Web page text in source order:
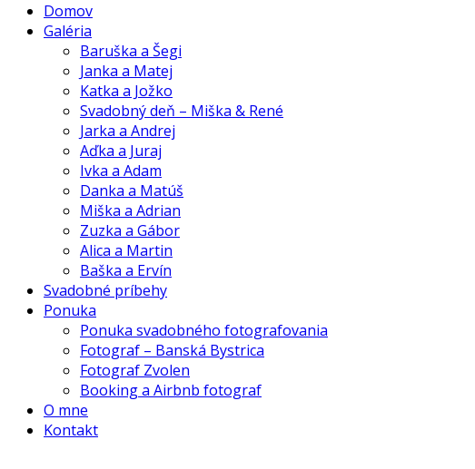
Domov
Galéria
Baruška a Šegi
Janka a Matej
Katka a Jožko
Svadobný deň – Miška & René
Jarka a Andrej
Aďka a Juraj
Ivka a Adam
Danka a Matúš
Miška a Adrian
Zuzka a Gábor
Alica a Martin
Baška a Ervín
Svadobné príbehy
Ponuka
Ponuka svadobného fotografovania
Fotograf – Banská Bystrica
Fotograf Zvolen
Booking a Airbnb fotograf
O mne
Kontakt